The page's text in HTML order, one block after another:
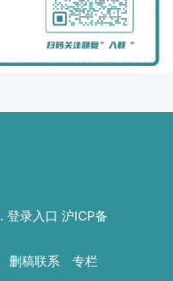
录入口 沪ICP备
删稿联系
专栏